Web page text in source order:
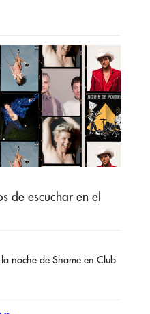
de escuchar en el
noche de Shame en Club